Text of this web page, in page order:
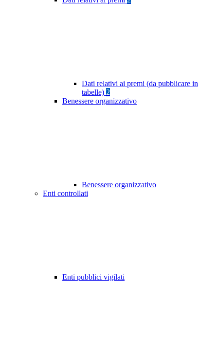
Dati relativi ai premi (da pubblicare in
tabelle) 2
Benessere organizzativo
Benessere organizzativo
Enti controllati
Enti pubblici vigilati